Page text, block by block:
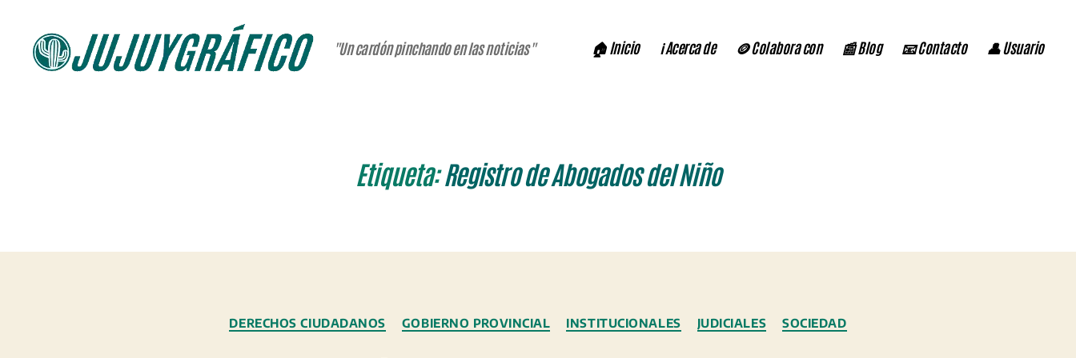
"Un cardón pinchando en las noticias" 🏠 Inicio ℹ️ Acerca de 🪙 Colabora con 📰 Blog 📧 Contacto 👤 Usuario
Etiqueta: Registro de Abogados del Niño
Categorías
DERECHOS CIUDADANOS GOBIERNO PROVINCIAL INSTITUCIONALES JUDICIALES SOCIEDAD